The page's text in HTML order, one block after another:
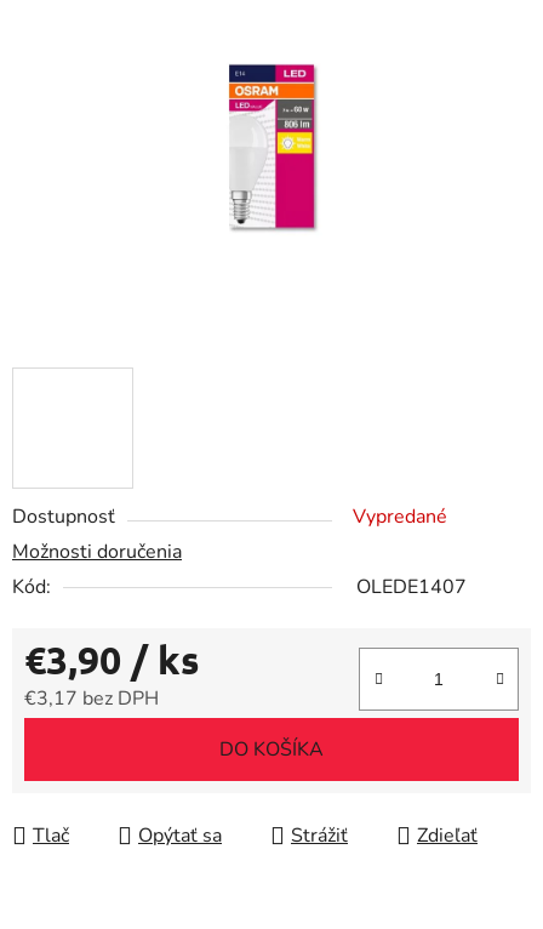
Dostupnosť
Vypredané
Možnosti doručenia
Kód:
OLEDE1407
€3,90 / ks
€3,17 bez DPH
DO KOŠÍKA
Tlač Opýtať sa Strážiť Zdieľať